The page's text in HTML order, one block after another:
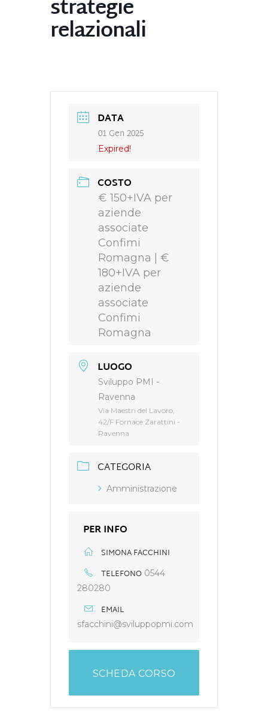
strategie
relazionali
DATA
01 Gen 2025
Expired!
COSTO
€ 150+IVA per
aziende
associate
Confimi
Romagna | €
180+IVA per
aziende
associate
Confimi
Romagna
LUOGO
Sviluppo PMI -
Ravenna
Via Maestri del Lavoro,
42/F Fornace Zarattini -
Ravenna
CATEGORIA
Amministrazione
PER INFO
SIMONA FACCHINI
TELEFONO 0544
280280
EMAIL
sfacchini@sviluppopmi.com
SCHEDA CORSO